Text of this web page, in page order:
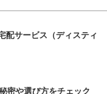
配サービス（ディスティ
密や選び方をチェック